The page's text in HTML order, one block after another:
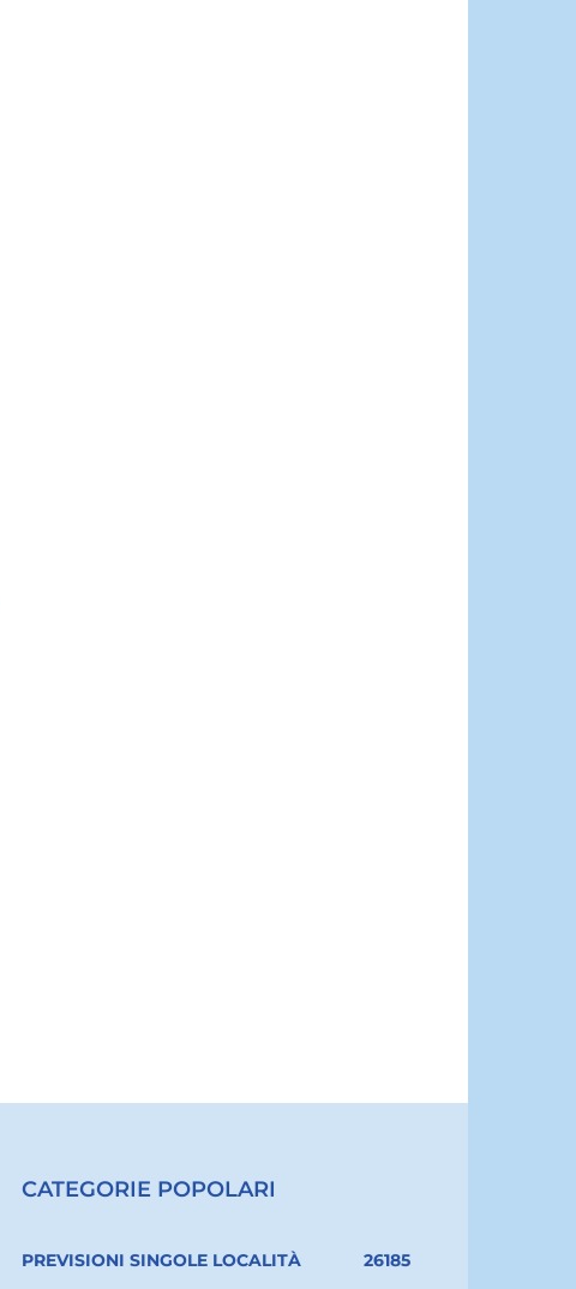
CATEGORIE POPOLARI
PREVISIONI SINGOLE LOCALITÀ
26185